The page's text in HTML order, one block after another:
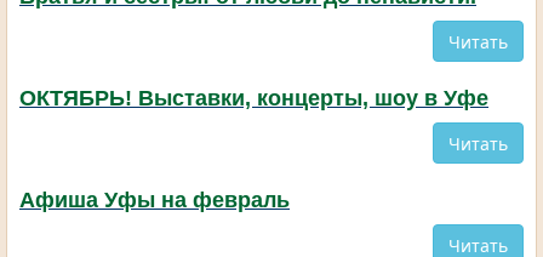
Читать
ОКТЯБРЬ! Выставки, концерты, шоу в Уфе
Читать
Афиша Уфы на февраль
Читать